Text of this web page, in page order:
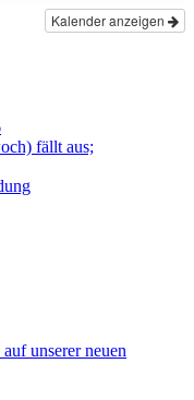
Kalender anzeigen
fällt aus;
unserer neuen